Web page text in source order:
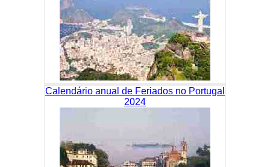
Calendário anual de Feriados no Portugal
2024